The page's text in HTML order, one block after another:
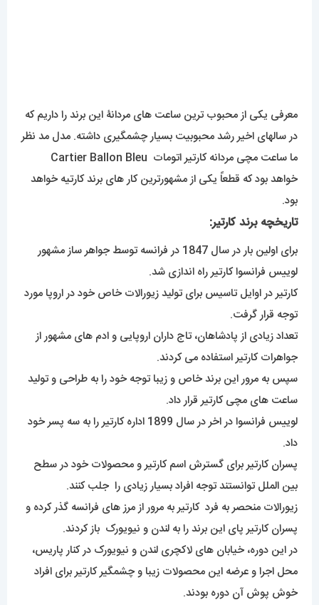
معرفی یکی از محبوب ترین ساعت های مردانۀ این برند را داریم که
در سالهای اخیر رشد محبوبیت بسیار چشمگیری داشته. مدل مد نظر
ما ساعت مچی مردانه کارتیر اتومات Cartier Ballon Bleu
خواهد بود که قطعاً یکی از مشهورترین کار های برند کارتیه خواهد
بود.
تاریخچه برند کارتیر:
برای اولین بار در سال 1847 در فرانسه توسط جواهر ساز مشهور
لوییس فرانسوا کارتیر راه اندازی شد.
کارتیر در اوایل تاسیس برای تولید زیورالات خاص خود در اروپا مورد
توجه قرار گرفت.
تعداد زیادی از پادشاهان، تاج داران اروپایی و ادم های مشهور از
جواهرات کارتیر استفاده می کردند.
سپس به مرور این برند خاص و زیبا توجه خود را به طراحی و تولید
ساعت های مچی کارتیر قرار داد.
لوییس فرانسوا در اخر در سال 1899 اداره کارتیر را به سه پسر خود
داد.
پسران کارتیر برای گسترش اسم کارتیر و محصولات خود در سطح
بین الملل توانستند توجه افراد بسیار زیادی را جلب کنند.
زیورالات منحصر به فرد کارتیر به مرور از مرز های فرانسه گذر کرده و
پسران کارتیر پای این برند را به لندن و نیویورک باز کردند.
در این دوره، خیابان های لاکچری لندن و نیویورک در کنار پاریس،
محل اجرا و عرضه این محصولات زیبا و چشمگیر کارتیر برای افراد
خوش پوش آن دوره بودند.